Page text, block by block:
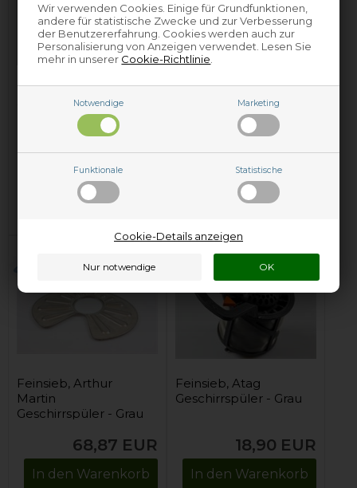
Wir verwenden Cookies. Einige für Grundfunktionen,
andere für statistische Zwecke und zur Verbesserung
der Benutzererfahrung. Cookies werden auch zur
Personalisierung von Anzeigen verwendet. Lesen Sie
mehr in unserer Cookie-Richtlinie
Notwendige Marketing
Funktionale Statistische
Cookie-Details anzeigen
Feinsieb, Ariston
Geschirrspüler -
44,95 EUR
In den Warenkorb
Feinsieb, Arthur
Geschirrspüler - Grau
18,90 EUR
In den Warenkorb
Feinsieb, Arthur
Martin
Geschirrspüler - Grau
68,87 EUR
In den Warenkorb
Feinsieb, Atag
Geschirrspüler - Grau
18,90 EUR
In den Warenkorb